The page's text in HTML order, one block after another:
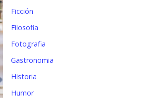
Ficción
Filosofia
Fotografia
Gastronomia
Historia
Humor